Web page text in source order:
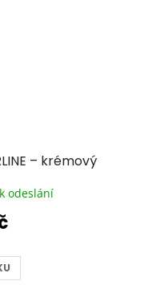
– krémový
odeslání